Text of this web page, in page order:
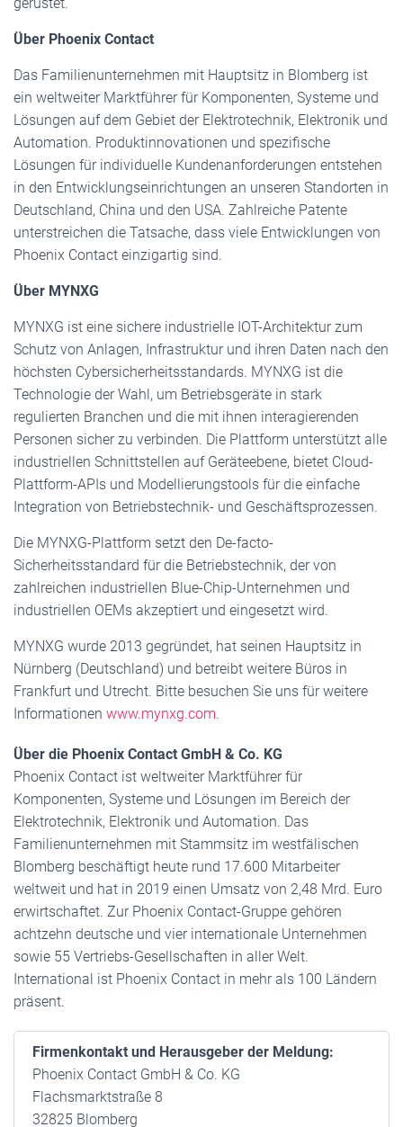
Über Phoenix Contact
Das Familienunternehmen mit Hauptsitz in Blomberg ist
ein weltweiter Marktführer für Komponenten, Systeme und
Lösungen auf dem Gebiet der Elektrotechnik, Elektronik und
Automation. Produktinnovationen und spezifische
Lösungen für individuelle Kundenanforderungen entstehen
in den Entwicklungseinrichtungen an unseren Standorten in
Deutschland, China und den USA. Zahlreiche Patente
unterstreichen die Tatsache, dass viele Entwicklungen von
Phoenix Contact einzigartig sind.
Über MYNXG
MYNXG ist eine sichere industrielle IOT-Architektur zum
Schutz von Anlagen, Infrastruktur und ihren Daten nach den
höchsten Cybersicherheitsstandards. MYNXG ist die
Technologie der Wahl, um Betriebsgeräte in stark
regulierten Branchen und die mit ihnen interagierenden
Personen sicher zu verbinden. Die Plattform unterstützt alle
industriellen Schnittstellen auf Geräteebene, bietet Cloud-
Plattform-APIs und Modellierungstools für die einfache
Integration von Betriebstechnik- und Geschäftsprozessen.
Die MYNXG-Plattform setzt den De-facto-
Sicherheitsstandard für die Betriebstechnik, der von
zahlreichen industriellen Blue-Chip-Unternehmen und
industriellen OEMs akzeptiert und eingesetzt wird.
MYNXG wurde 2013 gegründet, hat seinen Hauptsitz in
Nürnberg (Deutschland) und betreibt weitere Büros in
Frankfurt und Utrecht. Bitte besuchen Sie uns für weitere
Informationen www.mynxg.com.
Über die Phoenix Contact GmbH & Co. KG
Phoenix Contact ist weltweiter Marktführer für
Komponenten, Systeme und Lösungen im Bereich der
Elektrotechnik, Elektronik und Automation. Das
Familienunternehmen mit Stammsitz im westfälischen
Blomberg beschäftigt heute rund 17.600 Mitarbeiter
weltweit und hat in 2019 einen Umsatz von 2,48 Mrd. Euro
erwirtschaftet. Zur Phoenix Contact-Gruppe gehören
achtzehn deutsche und vier internationale Unternehmen
sowie 55 Vertriebs-Gesellschaften in aller Welt.
International ist Phoenix Contact in mehr als 100 Ländern
präsent.
Firmenkontakt und Herausgeber der Meldung:
Phoenix Contact GmbH & Co. KG
Flachsmarktstraße 8
32825 Blomberg